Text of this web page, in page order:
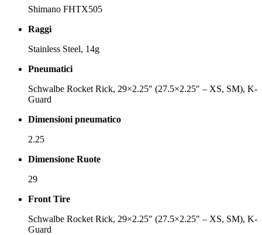
Shimano FHTX505
Raggi
Stainless Steel, 14g
Pneumatici
Schwalbe Rocket Rick, 29×2.25″ (27.5×2.25″ – XS, SM), K-
Guard
Dimensioni pneumatico
2.25
Dimensione Ruote
29
Front Tire
Schwalbe Rocket Rick, 29×2.25″ (27.5×2.25″ – XS, SM), K-
Guard